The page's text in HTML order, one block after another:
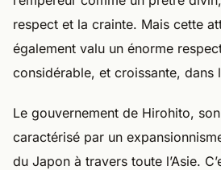
respect et la crainte. Mais cette
également valu un énorme
considérable, et croissante, dans
Le gouvernement de Hirohito,
caractérisé par un
du Japon à travers toute l’Asie.